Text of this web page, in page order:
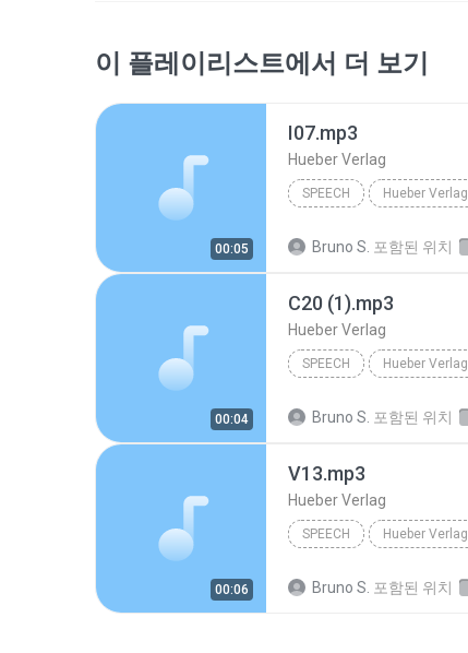
이 플레이리스트에서 더 보기
00:05
I07.mp3
Hueber Verlag
SPEECH Hueber Verlag
Bruno S. 포함된 위치
00:04
C20 (1).mp3
Hueber Verlag
SPEECH Hueber Verlag
Bruno S. 포함된 위치
00:06
V13.mp3
Hueber Verlag
SPEECH Hueber Verlag
Bruno S. 포함된 위치